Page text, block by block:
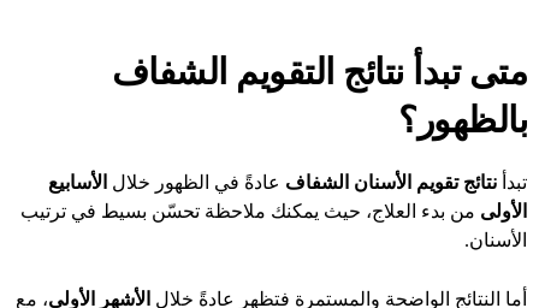
متى تبدأ نتائج التقويم الشفاف
بالظهور؟
تبدأ نتائج تقويم الأسنان الشفاف عادةً في الظهور خلال الأسابيع
الأولى من بدء العلاج، حيث يمكنك ملاحظة تحسّن بسيط في ترتيب
الأسنان.
أما النتائج الواضحة والمستمرة فتظهر عادةً خلال الأشهر الأولى، مع